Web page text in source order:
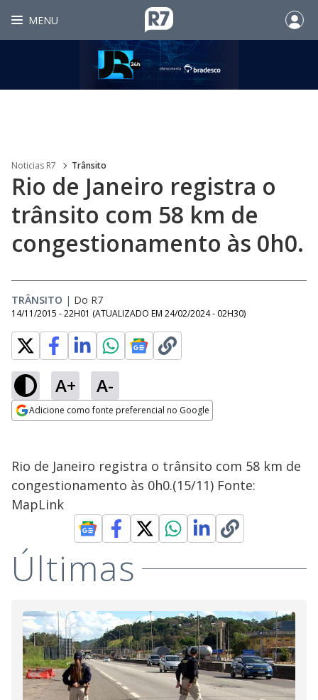
MENU
Noticias R7 Trânsito
Rio de Janeiro registra o
trânsito com 58 km de
congestionamento às 0h0.
TRÂNSITO | Do R7
14/11/2015 - 22H01 (ATUALIZADO EM 24/02/2024 - 02H30)
A+ A-
Adicione como fonte preferencial no Google
Rio de Janeiro registra o trânsito com 58 km de
congestionamento às 0h0.(15/11) Fonte:
MapLink
Últimas